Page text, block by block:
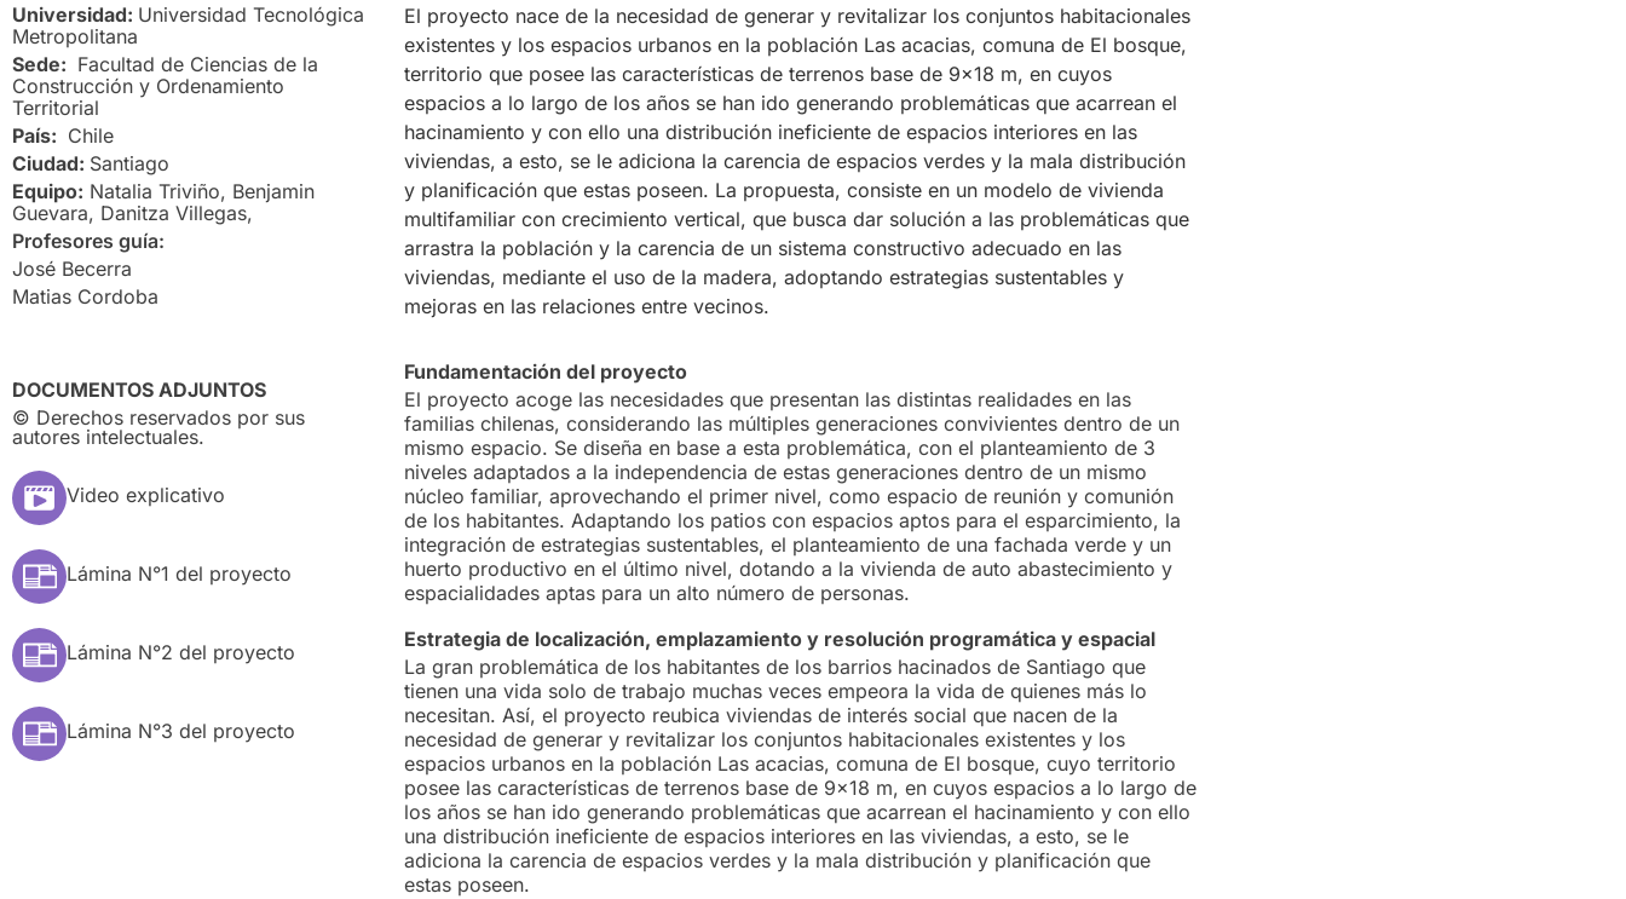
Universidad: Universidad Tecnológica
Metropolitana
Sede: Facultad de Ciencias de la
Construcción y Ordenamiento
Territorial
País: Chile
Ciudad: Santiago
Equipo: Natalia Triviño, Benjamin
Guevara, Danitza Villegas,
Profesores guía:
José Becerra
Matias Cordoba
DOCUMENTOS ADJUNTOS
© Derechos reservados por sus
autores intelectuales.
Video explicativo
Lámina N°1 del proyecto
Lámina N°2 del proyecto
Lámina N°3 del proyecto
El proyecto nace de la necesidad de generar y revitalizar los conjuntos habitacionales
existentes y los espacios urbanos en la población Las acacias, comuna de El bosque,
territorio que posee las características de terrenos base de 9x18 m, en cuyos
espacios a lo largo de los años se han ido generando problemáticas que acarrean el
hacinamiento y con ello una distribución ineficiente de espacios interiores en las
viviendas, a esto, se le adiciona la carencia de espacios verdes y la mala distribución
y planificación que estas poseen. La propuesta, consiste en un modelo de vivienda
multifamiliar con crecimiento vertical, que busca dar solución a las problemáticas que
arrastra la población y la carencia de un sistema constructivo adecuado en las
viviendas, mediante el uso de la madera, adoptando estrategias sustentables y
mejoras en las relaciones entre vecinos.
Fundamentación del proyecto
El proyecto acoge las necesidades que presentan las distintas realidades en las
familias chilenas, considerando las múltiples generaciones convivientes dentro de un
mismo espacio. Se diseña en base a esta problemática, con el planteamiento de 3
niveles adaptados a la independencia de estas generaciones dentro de un mismo
núcleo familiar, aprovechando el primer nivel, como espacio de reunión y comunión
de los habitantes. Adaptando los patios con espacios aptos para el esparcimiento, la
integración de estrategias sustentables, el planteamiento de una fachada verde y un
huerto productivo en el último nivel, dotando a la vivienda de auto abastecimiento y
espacialidades aptas para un alto número de personas.
Estrategia de localización, emplazamiento y resolución programática y espacial
La gran problemática de los habitantes de los barrios hacinados de Santiago que
tienen una vida solo de trabajo muchas veces empeora la vida de quienes más lo
necesitan. Así, el proyecto reubica viviendas de interés social que nacen de la
necesidad de generar y revitalizar los conjuntos habitacionales existentes y los
espacios urbanos en la población Las acacias, comuna de El bosque, cuyo territorio
posee las características de terrenos base de 9x18 m, en cuyos espacios a lo largo de
los años se han ido generando problemáticas que acarrean el hacinamiento y con ello
una distribución ineficiente de espacios interiores en las viviendas, a esto, se le
adiciona la carencia de espacios verdes y la mala distribución y planificación que
estas poseen.